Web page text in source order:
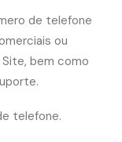
de telefone
ou
bem como
telefone.